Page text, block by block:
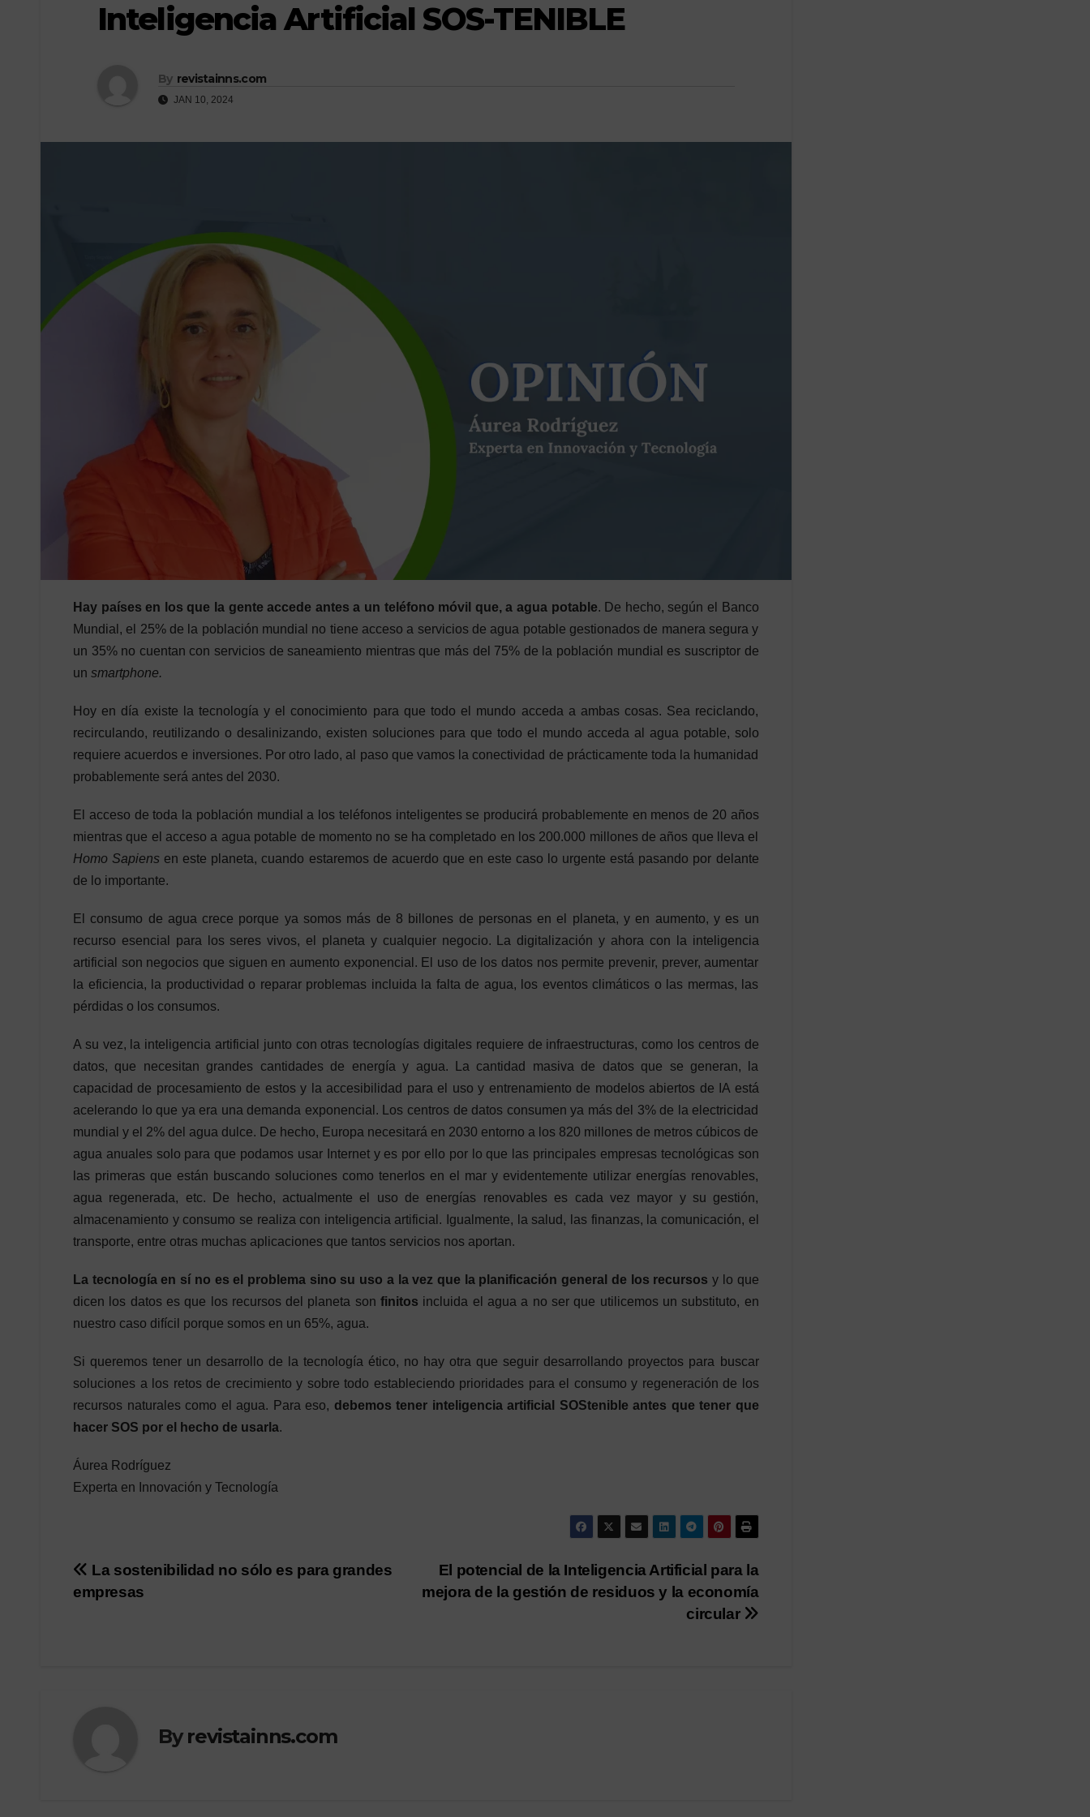
Inteligencia Artificial SOS-TENIBLE
By revistainns.com
JAN 10, 2024
Hay países en los que la gente accede antes a un teléfono móvil que, a agua potable. De hecho, según el Banco
Mundial, el 25% de la población mundial no tiene acceso a servicios de agua potable gestionados de manera segura y
un 35% no cuentan con servicios de saneamiento mientras que más del 75% de la población mundial es suscriptor de
un smartphone.
Hoy en día existe la tecnología y el conocimiento para que todo el mundo acceda a ambas cosas. Sea reciclando,
recirculando, reutilizando o desalinizando, existen soluciones para que todo el mundo acceda al agua potable, solo
requiere acuerdos e inversiones. Por otro lado, al paso que vamos la conectividad de prácticamente toda la humanidad
probablemente será antes del 2030.
El acceso de toda la población mundial a los teléfonos inteligentes se producirá probablemente en menos de 20 años
mientras que el acceso a agua potable de momento no se ha completado en los 200.000 millones de años que lleva el
Homo Sapiens en este planeta, cuando estaremos de acuerdo que en este caso lo urgente está pasando por delante
de lo importante.
El consumo de agua crece porque ya somos más de 8 billones de personas en el planeta, y en aumento, y es un
recurso esencial para los seres vivos, el planeta y cualquier negocio. La digitalización y ahora con la inteligencia
artificial son negocios que siguen en aumento exponencial. El uso de los datos nos permite prevenir, prever, aumentar
la eficiencia, la productividad o reparar problemas incluida la falta de agua, los eventos climáticos o las mermas, las
pérdidas o los consumos.
A su vez, la inteligencia artificial junto con otras tecnologías digitales requiere de infraestructuras, como los centros de
datos, que necesitan grandes cantidades de energía y agua. La cantidad masiva de datos que se generan, la
capacidad de procesamiento de estos y la accesibilidad para el uso y entrenamiento de modelos abiertos de IA está
acelerando lo que ya era una demanda exponencial. Los centros de datos consumen ya más del 3% de la electricidad
mundial y el 2% del agua dulce. De hecho, Europa necesitará en 2030 entorno a los 820 millones de metros cúbicos de
agua anuales solo para que podamos usar Internet y es por ello por lo que las principales empresas tecnológicas son
las primeras que están buscando soluciones como tenerlos en el mar y evidentemente utilizar energías renovables,
agua regenerada, etc. De hecho, actualmente el uso de energías renovables es cada vez mayor y su gestión,
almacenamiento y consumo se realiza con inteligencia artificial. Igualmente, la salud, las finanzas, la comunicación, el
transporte, entre otras muchas aplicaciones que tantos servicios nos aportan.
La tecnología en sí no es el problema sino su uso a la vez que la planificación general de los recursos y lo que
dicen los datos es que los recursos del planeta sonfinitos incluida el agua a no ser que utilicemos un substituto, en
nuestro caso difícil porque somos en un 65%, agua.
Si queremos tener un desarrollo de la tecnología ético, no hay otra que seguir desarrollando proyectos para buscar
soluciones a los retos de crecimiento y sobre todo estableciendo prioridades para el consumo y regeneración de los
recursos naturales como el agua. Para eso, debemos tener inteligencia artificial SOStenible antes que tener que
hacer SOS por el hecho de usarla.
Áurea Rodríguez
Experta en Innovación y Tecnología
Post
navigation
El potencial de la Inteligencia Artificial para la
mejora de la gestión de residuos y la economía
circular
La sostenibilidad no sólo es para grandes
empresas
By revistainns.com